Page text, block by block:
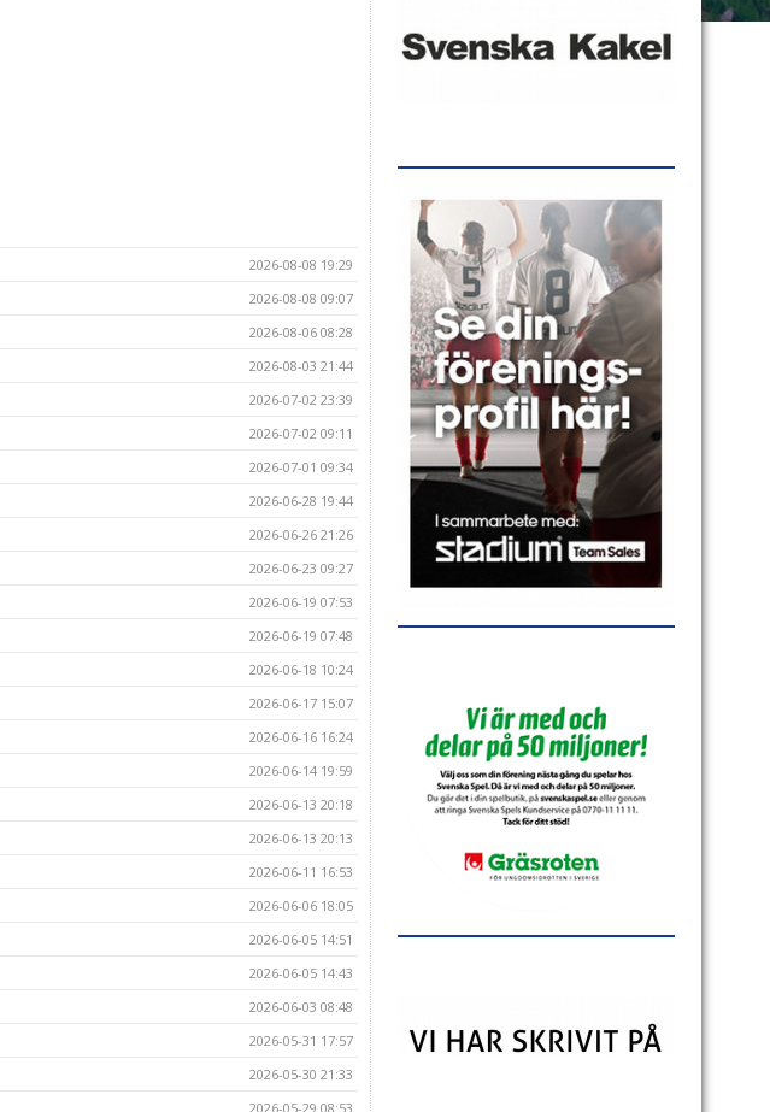
2026-08-08 19:29
2026-08-08 09:07
2026-08-06 08:28
2026-08-03 21:44
2026-07-02 23:39
2026-07-02 09:11
2026-07-01 09:34
2026-06-28 19:44
2026-06-26 21:26
2026-06-23 09:27
2026-06-19 07:53
2026-06-19 07:48
2026-06-18 10:24
2026-06-17 15:07
2026-06-16 16:24
2026-06-14 19:59
2026-06-13 20:18
2026-06-13 20:13
2026-06-11 16:53
2026-06-06 18:05
2026-06-05 14:51
2026-06-05 14:43
2026-06-03 08:48
2026-05-31 17:57
2026-05-30 21:33
2026-05-29 08:53